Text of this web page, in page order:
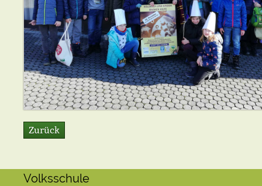
Zurück
Volksschule